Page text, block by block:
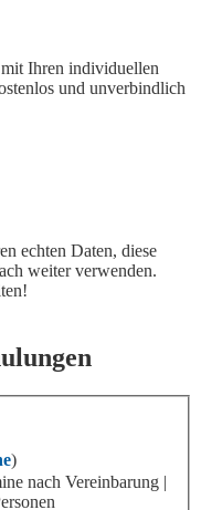
Ihren individuellen
und unverbindlich
echten Daten, diese
weiter verwenden.
)
nach Vereinbarung |